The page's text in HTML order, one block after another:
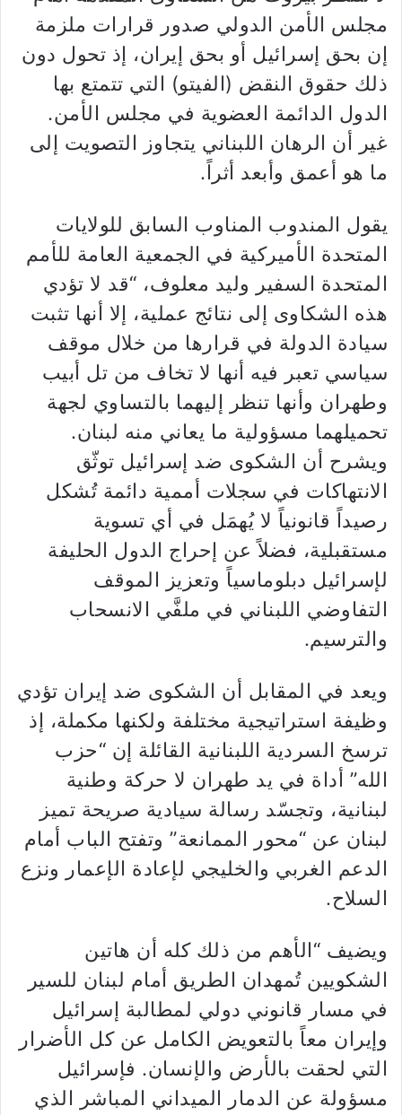
مجلس الأمن الدولي صدور قرارات ملزمة
إن بحق إسرائيل أو بحق إيران، إذ تحول دون
ذلك حقوق النقض (الفيتو) التي تتمتع بها
الدول الدائمة العضوية في مجلس الأمن.
غير أن الرهان اللبناني يتجاوز التصويت إلى
ما هو أعمق وأبعد أثراً.
يقول المندوب المناوب السابق للولايات
المتحدة الأميركية في الجمعية العامة للأمم
المتحدة السفير وليد معلوف، “قد لا تؤدي
هذه الشكاوى إلى نتائج عملية، إلا أنها تثبت
سيادة الدولة في قرارها من خلال موقف
سياسي تعبر فيه أنها لا تخاف من تل أبيب
وطهران وأنها تنظر إليهما بالتساوي لجهة
تحميلهما مسؤولية ما يعاني منه لبنان.
ويشرح أن الشكوى ضد إسرائيل توثّق
الانتهاكات في سجلات أممية دائمة تُشكل
رصيداً قانونياً لا يُهمَل في أي تسوية
مستقبلية، فضلاً عن إحراج الدول الحليفة
لإسرائيل دبلوماسياً وتعزيز الموقف
التفاوضي اللبناني في ملفَّي الانسحاب
والترسيم.
ويعد في المقابل أن الشكوى ضد إيران تؤدي
وظيفة استراتيجية مختلفة ولكنها مكملة، إذ
ترسخ السردية اللبنانية القائلة إن “حزب
الله” أداة في يد طهران لا حركة وطنية
لبنانية، وتجسّد رسالة سيادية صريحة تميز
لبنان عن “محور الممانعة” وتفتح الباب أمام
الدعم الغربي والخليجي لإعادة الإعمار ونزع
السلاح.
ويضيف “الأهم من ذلك كله أن هاتين
الشكويين تُمهدان الطريق أمام لبنان للسير
في مسار قانوني دولي لمطالبة إسرائيل
وإيران معاً بالتعويض الكامل عن كل الأضرار
التي لحقت بالأرض والإنسان. فإسرائيل
مسؤولة عن الدمار الميداني المباشر الذي